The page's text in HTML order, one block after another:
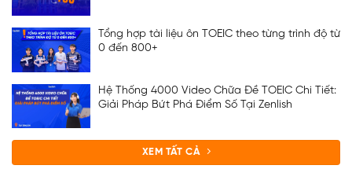
Tổng hợp tài liệu ôn TOEIC theo từng trình độ từ
0 đến 800+
Hệ Thống 4000 Video Chữa Đề TOEIC Chi Tiết:
Giải Pháp Bứt Phá Điểm Số Tại Zenlish
XEM TẤT CẢ